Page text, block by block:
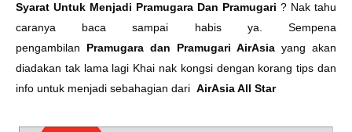
Syarat Untuk Menjadi Pramugara Dan Pramugari ? Nak tahu
caranya baca sampai habis ya. Sempena
pengambilan Pramugara dan Pramugari AirAsia yang akan
diadakan tak lama lagi Khai nak kongsi dengan korang tips dan
info untuk menjadi sebahagian dari AirAsia All Star